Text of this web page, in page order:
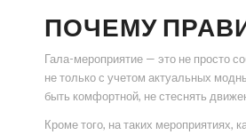
ПОЧЕМУ
Гала-мероприятие — это не просто
не только с учетом актуальных
быть комфортной, не стеснять
Кроме того, на таких мероприятиях,